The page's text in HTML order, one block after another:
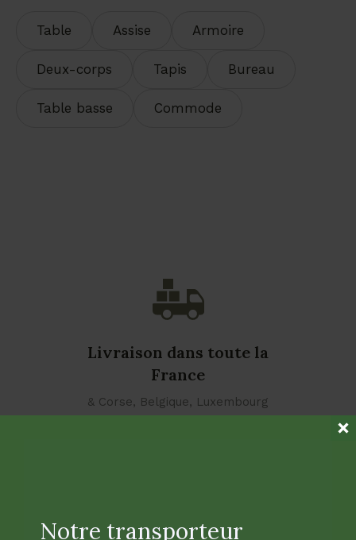
Table Assise Armoire
Deux-corps Tapis Bureau
Table basse Commode
Livraison dans toute la
France
& Corse, Belgique, Luxembourg
Notre transporteur